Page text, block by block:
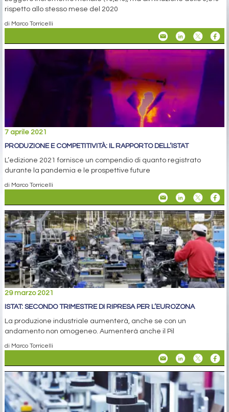
rispetto allo stesso mese del 2020
di Marco Torricelli
7 aprile 2021
PRODUZIONE E COMPETITIVITÀ: IL RAPPORTO DELL’ISTAT
L’edizione 2021 fornisce un compendio di quanto registrato
durante la pandemia e le prospettive future
di Marco Torricelli
29 marzo 2021
ISTAT: SECONDO TRIMESTRE DI RIPRESA PER L’EUROZONA
La produzione industriale aumenterà, anche se con un
andamento non omogeneo. Aumenterà anche il Pil
di Marco Torricelli